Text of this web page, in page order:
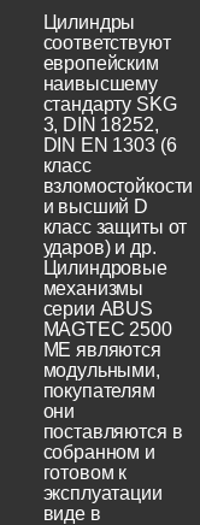
Цилиндры
соответствуют
европейским
наивысшему
стандарту SKG
3, DIN 18252,
DIN EN 1303 (6
класс
взломостойкости
и высший D
класс защиты от
ударов) и др.
Цилиндровые
механизмы
серии ABUS
MAGTEC 2500
ME являются
модульными,
покупателям
они
поставляются в
собранном и
готовом к
эксплуатации
виде в